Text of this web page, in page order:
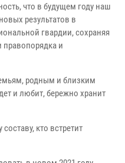
что в будущем году наш
результатов в
гвардии, сохраняя
и
родным и близким
и любит, бережно хранит
кто встретит